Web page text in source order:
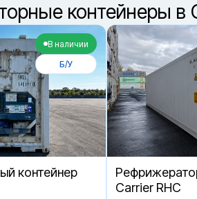
контейнеры в
В наличии
Б/У
контейнер
Carrier RHC